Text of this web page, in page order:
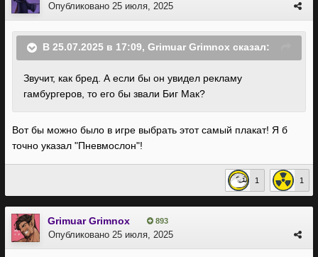
Опубликовано 25 июля, 2025
В 25.07.2025 в 17:09, Grimuar Grimnox сказал:
Звучит, как бред. А если бы он увидел рекламу
гамбургеров, то его бы звали Биг Мак?
Вот бы можно было в игре выбрать этот самый плакат! Я б
точно указал "Пневмослон"!
1 1
Grimuar Grimnox 893
Опубликовано 25 июля, 2025